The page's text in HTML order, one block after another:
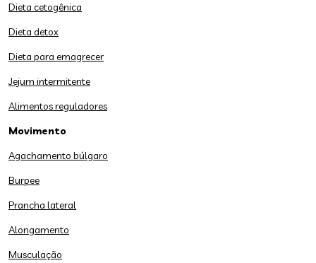
Dieta cetogênica
Dieta detox
Dieta para emagrecer
Jejum intermitente
Alimentos reguladores
Movimento
Agachamento búlgaro
Burpee
Prancha lateral
Alongamento
Musculação